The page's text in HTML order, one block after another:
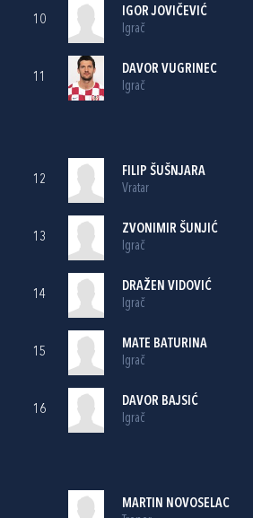
10
IGOR JOVIČEVIĆ
Igrač
11
DAVOR VUGRINEC
Igrač
12
FILIP ŠUŠNJARA
Vratar
13
ZVONIMIR ŠUNJIĆ
Igrač
14
DRAŽEN VIDOVIĆ
Igrač
15
MATE BATURINA
Igrač
16
DAVOR BAJSIĆ
Igrač
MARTIN NOVOSELAC